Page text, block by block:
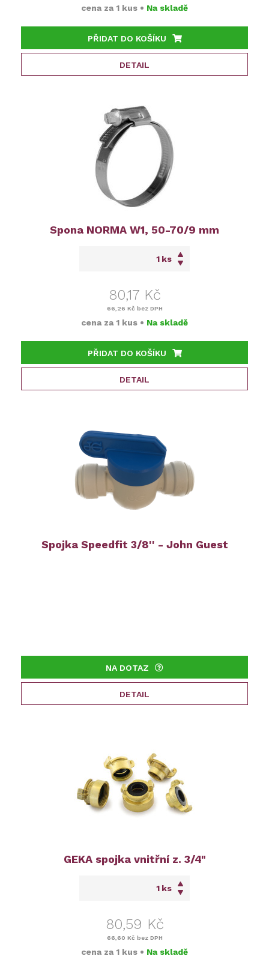
cena za 1 kus • Na skladě
PŘIDAT DO KOŠÍKU
DETAIL
Spona NORMA W1, 50-70/9 mm
ks
80,17 Kč
66,26 Kč bez DPH
cena za 1 kus • Na skladě
PŘIDAT DO KOŠÍKU
DETAIL
Spojka Speedfit 3/8'' - John Guest
NA DOTAZ
DETAIL
GEKA spojka vnitřní z. 3/4"
ks
80,59 Kč
66,60 Kč bez DPH
cena za 1 kus • Na skladě